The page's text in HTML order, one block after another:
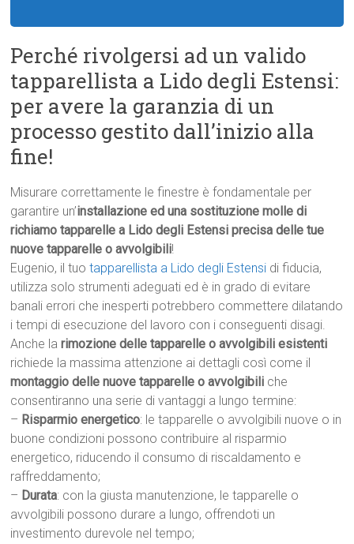
Perché rivolgersi ad un valido
tapparellista a Lido degli Estensi:
per avere la garanzia di un
processo gestito dall’inizio alla
fine!
Misurare correttamente le finestre è fondamentale per
garantire un’installazione ed una sostituzione molle di
richiamo tapparelle a Lido degli Estensi precisa delle tue
nuove tapparelle o avvolgibili!
Eugenio, il tuo tapparellista a Lido degli Estensi di fiducia,
utilizza solo strumenti adeguati ed è in grado di evitare
banali errori che inesperti potrebbero commettere dilatando
i tempi di esecuzione del lavoro con i conseguenti disagi.
Anche larimozione delle tapparelle o avvolgibili esistenti
richiede la massima attenzione ai dettagli così come il
montaggio delle nuove tapparelle o avvolgibili che
consentiranno una serie di vantaggi a lungo termine:
– Risparmio energetico: le tapparelle o avvolgibili nuove o in
buone condizioni possono contribuire al risparmio
energetico, riducendo il consumo di riscaldamento e
raffreddamento;
– Durata: con la giusta manutenzione, le tapparelle o
avvolgibili possono durare a lungo, offrendoti un
investimento durevole nel tempo;